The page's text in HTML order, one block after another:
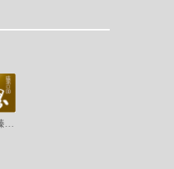
玉界臻品·扬州